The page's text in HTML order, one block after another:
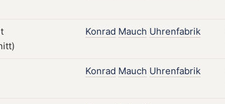
Konrad Mauch Uhrenfabrik
Konrad Mauch Uhrenfabrik